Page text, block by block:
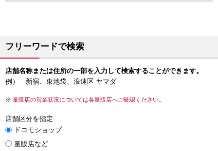
フリーワードで検索
店舗名称または住所の一部を入力して検索することができます。
例） 新宿、東池袋、浪速区 ヤマダ
量販店の営業状況については各量販店へご確認ください。
店舗区分を指定
ドコモショップ
量販店など